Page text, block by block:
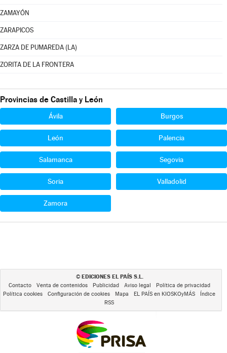
ZAMAYÓN
ZARAPICOS
ZARZA DE PUMAREDA (LA)
ZORITA DE LA FRONTERA
Provincias de Castilla y León
Ávila Burgos
León Palencia
Salamanca Segovia
Soria Valladolid
Zamora
© EDICIONES EL PAÍS S.L.
Contacto Venta de contenidos Publicidad Aviso legal
Política de privacidad
Política cookies
Configuración de cookies Mapa EL PAÍS en KIOSKOyMÁS
Índice
RSS